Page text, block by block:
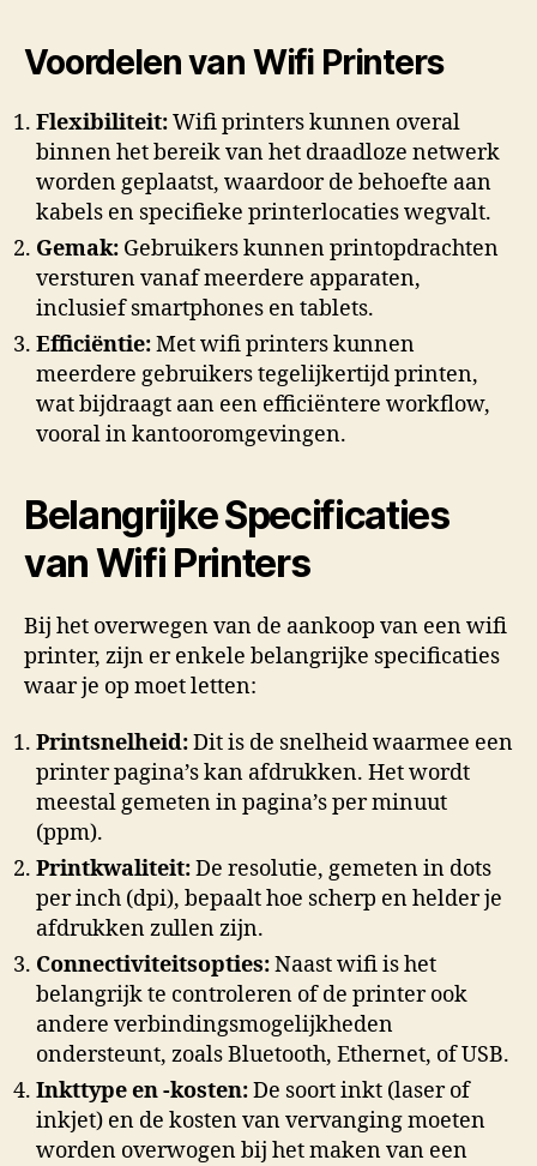
Voordelen van Wifi Printers
Flexibiliteit:Wifi printers kunnen overal
binnen het bereik van het draadloze netwerk
worden geplaatst, waardoor de behoefte aan
kabels en specifieke printerlocaties wegvalt.
Gemak: Gebruikers kunnen printopdrachten
versturen vanaf meerdere apparaten,
inclusief smartphones en tablets.
Efficiëntie:Met wifi printers kunnen
meerdere gebruikers tegelijkertijd printen,
wat bijdraagt aan een efficiëntere workflow,
vooral in kantooromgevingen.
Belangrijke Specificaties
van Wifi Printers
Bij het overwegen van de aankoop van een wifi
printer, zijn er enkele belangrijke specificaties
waar je op moet letten:
Printsnelheid:Dit is de snelheid waarmee een
printer pagina’s kan afdrukken. Het wordt
meestal gemeten in pagina’s per minuut
(ppm).
Printkwaliteit:De resolutie, gemeten in dots
per inch (dpi), bepaalt hoe scherp en helder je
afdrukken zullen zijn.
Connectiviteitsopties:Naast wifi is het
belangrijk te controleren of de printer ook
andere verbindingsmogelijkheden
ondersteunt, zoals Bluetooth, Ethernet, of USB.
Inkttype en -kosten:De soort inkt (laser of
inkjet) en de kosten van vervanging moeten
worden overwogen bij het maken van een